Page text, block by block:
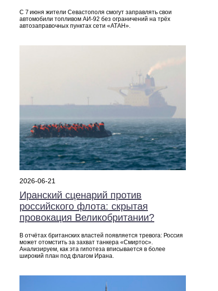
С 7 июня жители Севастополя смогут заправлять свои
автомобили топливом АИ‑92 без ограничений на трёх
автозаправочных пунктах сети «АТАН».
2026-06-21
Иранский сценарий против
российского флота: скрытая
провокация Великобритании?
В отчётах британских властей появляется тревога: Россия
может отомстить за захват танкера «Смиртос».
Анализируем, как эта гипотеза вписывается в более
широкий план под флагом Ирана.